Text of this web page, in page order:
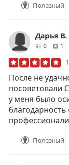
Полезный
Дарья В.
0друзей1
После не
посоветовали
у меня было
благодарность
Полезный